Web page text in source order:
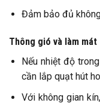
Đảm bảo đủ
Thông gió và làm mát
Nếu nhiệt độ
cần lắp quạt hút
Với không gian